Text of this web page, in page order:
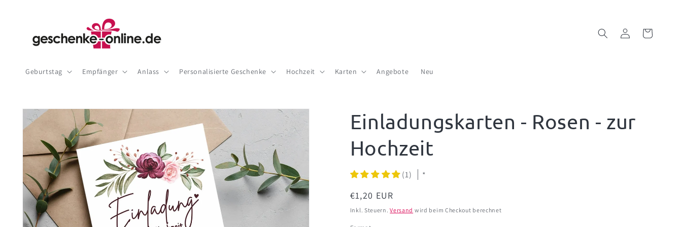
Geburtstag Empfänger Anlass Personalisierte Geschenke Hochzeit Karten Angebote Neu
EinloggenWarenkorb
Zu
Produktinformationen
springen
Einladungskarten - Rosen - zur
Hochzeit
(1) *
Normaler
Preis
€1,20 EUR
Inkl. Steuern.Versand wird beim Checkout berechnet